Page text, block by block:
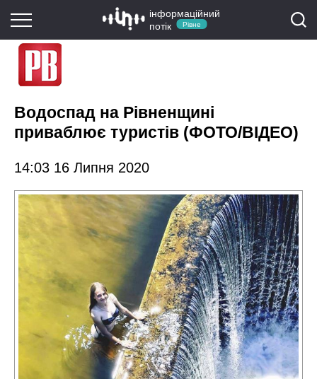
інформаційний
потік
Рівне
Водоспад на Рівненщині
приваблює туристів (ФОТО/ВІДЕО)
14:03 16 Липня 2020